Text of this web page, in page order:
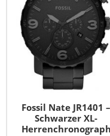
Fossil Nate JR1401 –
Schwarzer XL-
Herrenchronograph